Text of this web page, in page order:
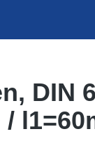
DIN